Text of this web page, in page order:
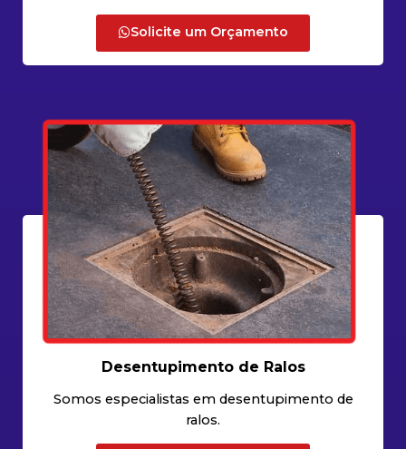
Solicite um Orçamento
Desentupimento de Ralos
Somos especialistas em desentupimento de
ralos.